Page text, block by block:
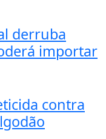
derruba
importar
contra